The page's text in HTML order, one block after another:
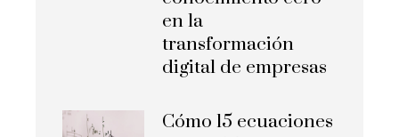
en la
transformación
digital de empresas
Cómo 15 ecuaciones